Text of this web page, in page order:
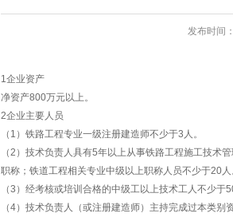
发布时间
1企业资产
净资产800万元以上。
2企业主要人员
（1）铁路工程专业一级注册建造师不少于3人。
（2）技术负责人具有5年以上从事铁路工程施工技术
职称；铁道工程相关专业中级以上职称人员不少于20人
（3）经考核或培训合格的中级工以上技术工人不少于
（4）技术负责人（或注册建造师）主持完成过本类别